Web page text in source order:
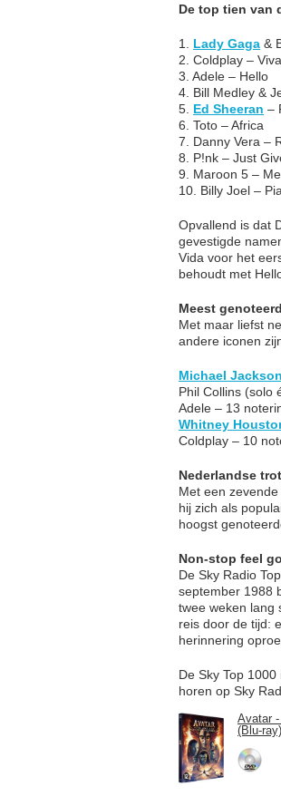
De top tien van
1. Lady Gaga &
2. Coldplay –
3. Adele – Hello
4. Bill Medley &
5. Ed Sheeran –
6. Toto – Africa
7. Danny Vera –
8. P!nk – Just
9. Maroon 5 –
10. Billy Joel –
Opvallend is dat
gevestigde
Vida voor het
behoudt met
Meest
Met maar liefst
andere iconen
Michael Jackson
Phil Collins (solo
Adele – 13
Whitney
Coldplay – 10
Nederlandse
Met een
hij zich als
hoogst
Non-stop feel
De Sky Radio
september 1988
twee weken lang
reis door de tijd:
herinnering
De Sky Top
horen op Sky
Avatar
(Blu-ray)